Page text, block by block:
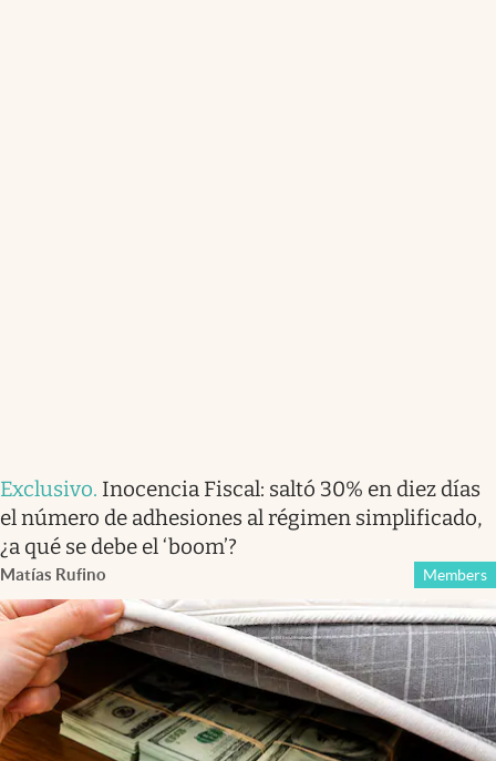
Exclusivo. Inocencia Fiscal: saltó 30% en diez días
el número de adhesiones al régimen simplificado,
¿a qué se debe el ‘boom’?
Matías Rufino Members